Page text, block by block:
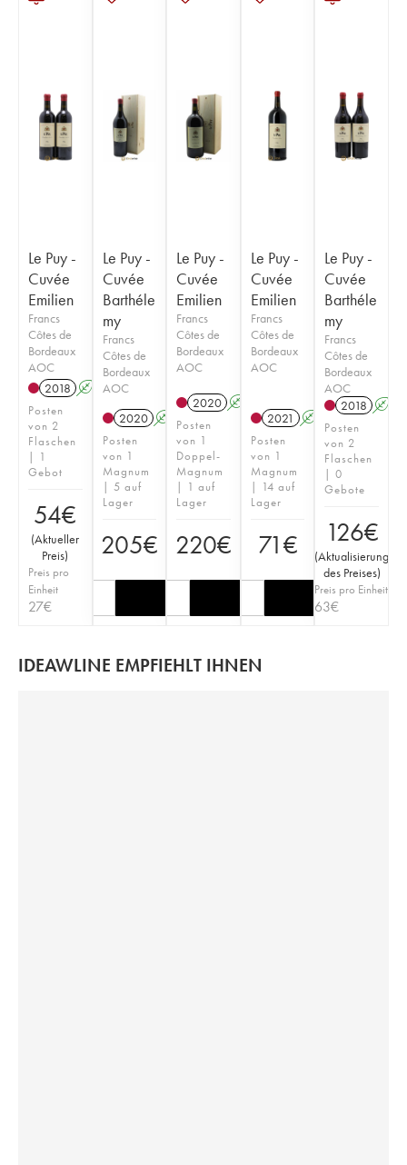
Le Puy -
Cuvée
Emilien
Francs
Côtes de
Bordeaux
AOC
2018 A S
Posten
von 2
Flaschen
| 1
Gebot
54€
(Aktueller
Preis)
Preis pro
Einheit
27€
Le Puy -
Cuvée
Barthéle
my
Francs
Côtes de
Bordeaux
AOC
2020 A S
Posten
von 1
Magnum
| 5 auf
Lager
205€
Le Puy -
Cuvée
Emilien
Francs
Côtes de
Bordeaux
AOC
2020 A
Posten
von 1
Doppel-
Magnum
| 1 auf
Lager
220€
Le Puy -
Cuvée
Emilien
Francs
Côtes de
Bordeaux
AOC
2021 A
Posten
von 1
Magnum
| 14 auf
Lager
71€
Le Puy -
Cuvée
Barthéle
my
Francs
Côtes de
Bordeaux
AOC
2018 A
Posten
von 2
Flaschen
| 0
Gebote
126€
(Aktualisierung
des Preises)
Preis pro Einheit
63€
IDEAWLINE EMPFIEHLT IHNEN